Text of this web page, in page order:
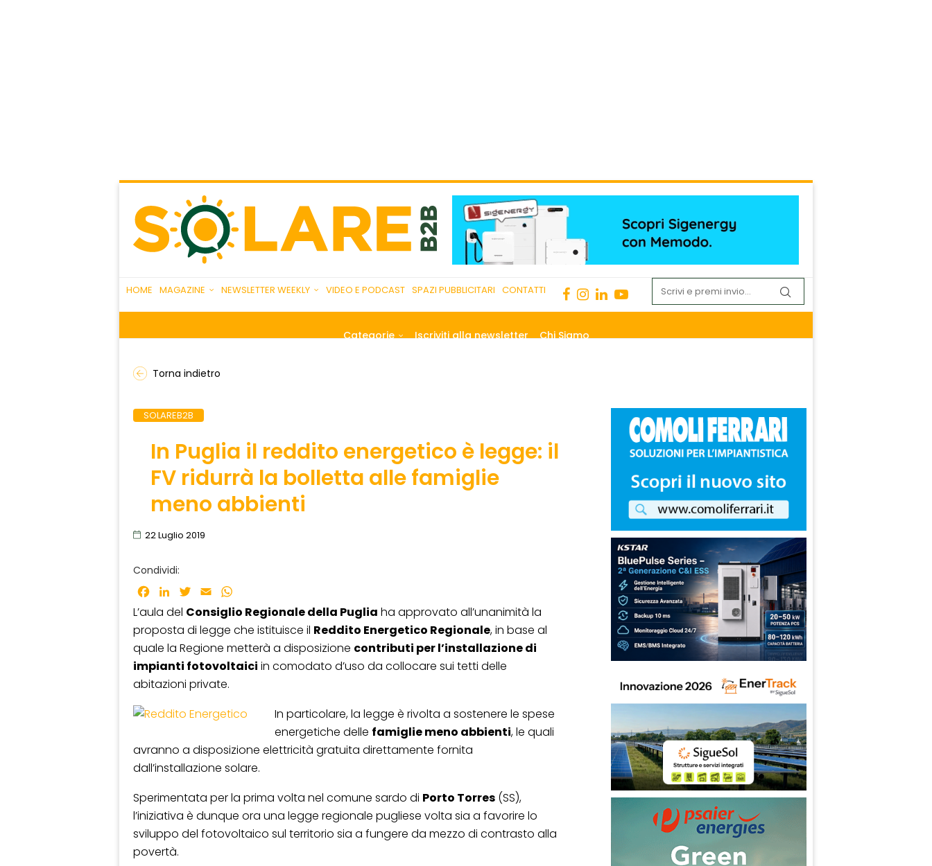
HOME MAGAZINE NEWSLETTER WEEKLY VIDEO E PODCAST SPAZI PUBBLICITARI CONTATTI
Categorie Iscriviti alla newsletter Chi Siamo
Torna indietro
SOLAREB2B
In Puglia il reddito energetico è legge: il
FV ridurrà la bolletta alle famiglie
meno abbienti
22 Luglio 2019
Condividi:
Facebook
LinkedInTwitter
Email
L’aula del Consiglio Regionale della Puglia ha approvato all’unanimità la
proposta di legge che istituisce il Reddito Energetico Regionale, in base al
quale la Regione metterà a disposizione contributi per l’installazione di
impianti fotovoltaici in comodato d’uso da collocare sui tetti delle
abitazioni private.
In particolare, la legge è rivolta a sostenere le spese
energetiche delle famiglie meno abbienti, le quali
avranno a disposizione elettricità gratuita direttamente fornita
dall’installazione solare.
Sperimentata per la prima volta nel comune sardo di Porto Torres (SS),
l’iniziativa è dunque ora una legge regionale pugliese volta sia a favorire lo
sviluppo del fotovoltaico sul territorio sia a fungere da mezzo di contrasto alla
povertà.